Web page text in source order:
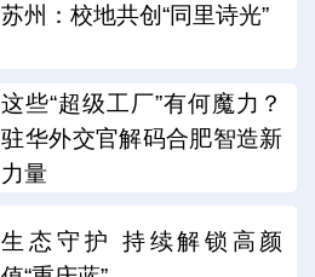
苏州：校地共创“同里诗光”
这些“超级工厂”有何魔力？
驻华外交官解码合肥智造新
力量
生态守护 持续解锁高颜